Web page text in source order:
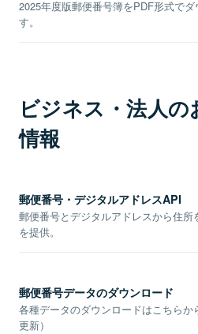
2025年度版郵便番号簿をPDF形式でダ
す。
ビジネス・法人
情報
郵便番号・デジタルアドレスAPI
郵便番号とデジタルアドレスから住所
を提供。
郵便番号データのダウンロード
各種データのダウンロードはこちらか
更新）